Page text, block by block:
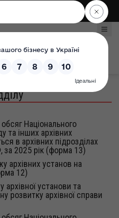
обсяг Національного
та інших архівних
в архівних підрозділах
2025 рік (форма 13)
архівних установ на
12)
архівної установи та
розвитку архівної справи